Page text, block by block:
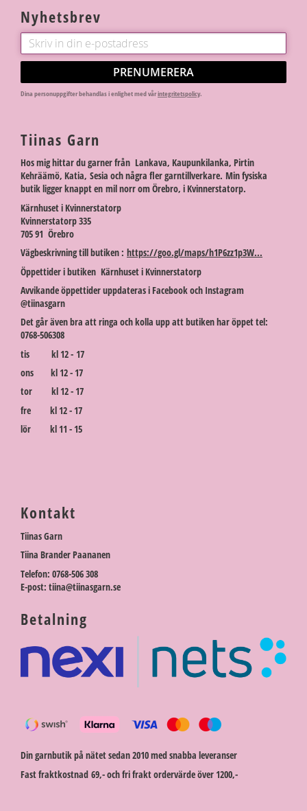
Nyhetsbrev
PRENUMERERA
Dina personuppgifter behandlas i enlighet med vårintegritetspolicy.
Tiinas Garn
Hos mig hittar du garner från Lankava, Kaupunkilanka, Pirtin
Kehräämö, Katia, Sesia och några fler garntillverkare. Min fysiska
butik ligger knappt en mil norr om Örebro, i Kvinnerstatorp.
Kärnhuset i Kvinnerstatorp
Kvinnerstatorp 335
705 91 Örebro
Vägbeskrivning till butiken : https://goo.gl/maps/h1P6zz1p3W...
Öppettider i butiken Kärnhuset i Kvinnerstatorp
Avvikande öppettider uppdateras i Facebook och Instagram
@tiinasgarn
Det går även bra att ringa och kolla upp att butiken har öppet tel:
0768-506308
tis kl 12 - 17
ons kl 12 - 17
tor kl 12 - 17
fre kl 12 - 17
lör kl 11 - 15
Kontakt
Tiinas Garn
Tiina Brander Paananen
Telefon: 0768-506 308
E-post: tiina@tiinasgarn.se
Betalning
Din garnbutik på nätet sedan 2010 med snabba leveranser
Fast fraktkostnad 69,- och fri frakt ordervärde över 1200,-